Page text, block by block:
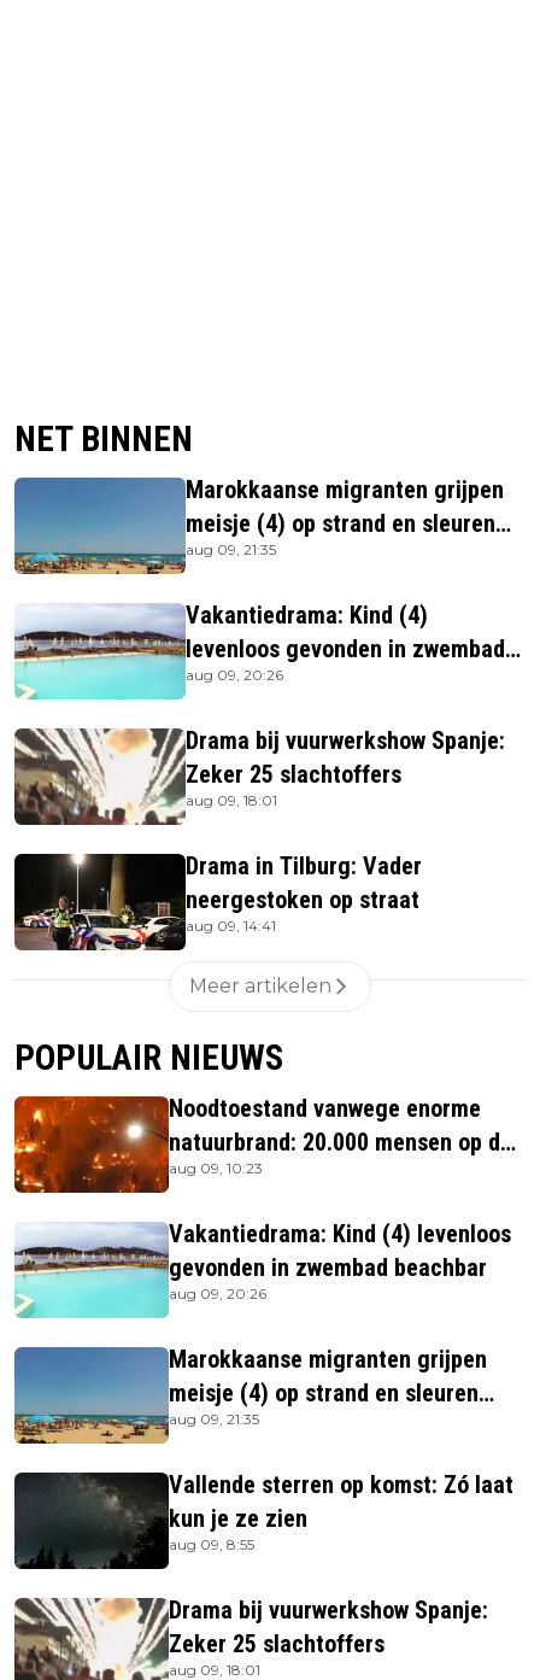
NET BINNEN
Marokkaanse migranten grijpen
meisje (4) op strand en sleuren
haar in zee
aug 09, 21:35
Vakantiedrama: Kind (4)
levenloos gevonden in zwembad
beachbar
aug 09, 20:26
Drama bij vuurwerkshow Spanje:
Zeker 25 slachtoffers
aug 09, 18:01
Drama in Tilburg: Vader
neergestoken op straat
aug 09, 14:41
Meer artikelen
POPULAIR NIEUWS
Noodtoestand vanwege enorme
natuurbrand: 20.000 mensen op de
vlucht
aug 09, 10:23
Vakantiedrama: Kind (4) levenloos
gevonden in zwembad beachbar
aug 09, 20:26
Marokkaanse migranten grijpen
meisje (4) op strand en sleuren
haar in zee
aug 09, 21:35
Vallende sterren op komst: Zó laat
kun je ze zien
aug 09, 8:55
Drama bij vuurwerkshow Spanje:
Zeker 25 slachtoffers
aug 09, 18:01